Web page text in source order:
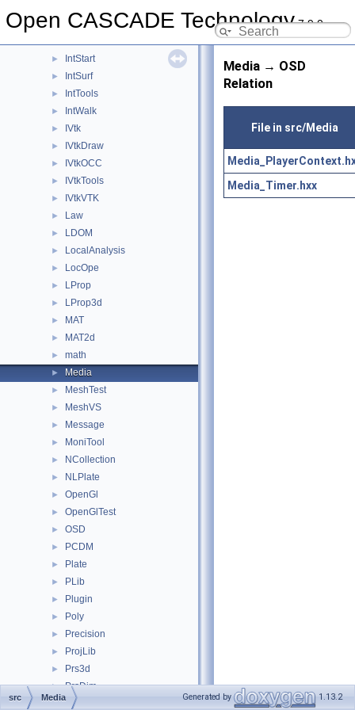
Open CASCADE Technology7.9.0
IntRes2d
► IntStart
► IntSurf
► IntTools
► IntWalk
► IVtk
► IVtkDraw
► IVtkOCC
► IVtkTools
► IVtkVTK
► Law
► LDOM
► LocalAnalysis
► LocOpe
► LProp
► LProp3d
► MAT
► MAT2d
► math
► Media
► MeshTest
► MeshVS
► Message
► MoniTool
► NCollection
► NLPlate
► OpenGl
► OpenGlTest
► OSD
► PCDM
► Plate
► PLib
► Plugin
► Poly
► Precision
► ProjLib
► Prs3d
► PrsDim
► PrsMgr
Media → OSD
Relation
File in src/Media
Media_Timer.hxx
src Media Generated by 1.13.2